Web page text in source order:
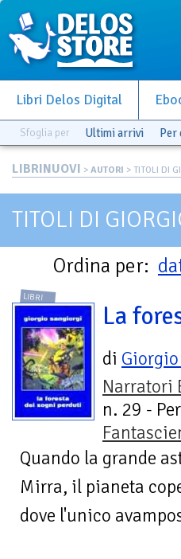
Libri Delos Digital
Sfoglia per Ultimi arrivi Per
LIBRINUOVI > AUTORI > TITOLI DI
TITOLI DI
Ordina per:
LIBRI
La
di
Narratori
n. 29 -
Quando la grande
Mirra, il pianeta
dove l'unico